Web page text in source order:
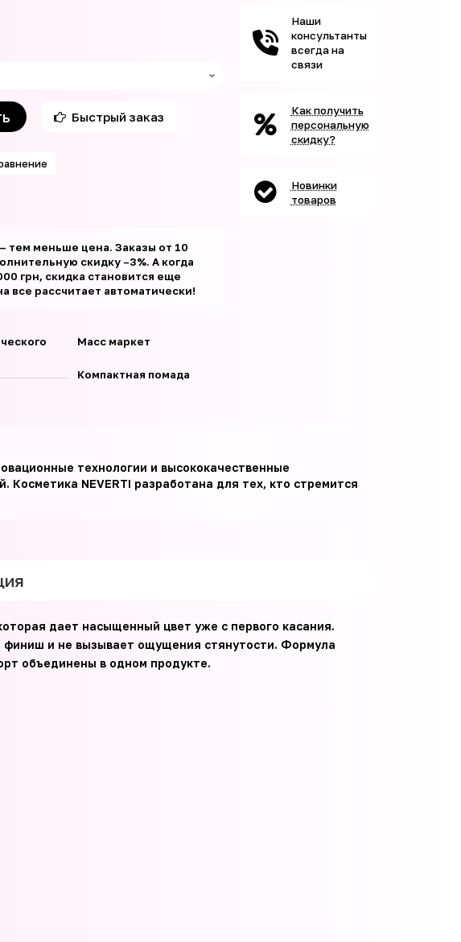
Быстрый заказ
тем меньше цена. Заказы от 10
скидку –3%. А когда
грн, скидка становится еще
все рассчитает автоматически!
Масс маркет
Компактная помада
Наши
консультанты
всегда на
связи
Как получить
персональную
скидку?
Новинки
товаров
технологии и высококачественные
NEVERTI разработана для тех, кто стремится
дает насыщенный цвет уже с первого касания.
финиш и не вызывает ощущения стянутости. Формула
объединены в одном продукте.